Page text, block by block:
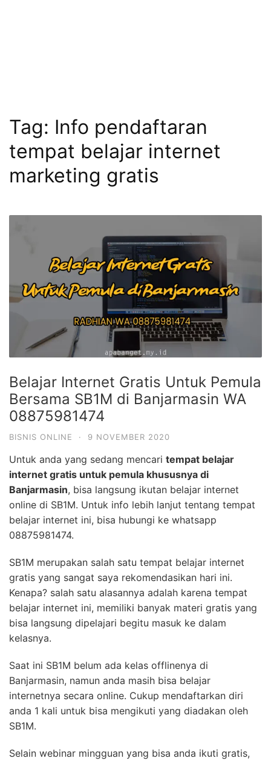
Tag: Info pendaftaran
tempat belajar internet
marketing gratis
Belajar Internet Gratis Untuk Pemula
Bersama SB1M di Banjarmasin WA
08875981474
BISNIS ONLINE · 9 NOVEMBER 2020
Untuk anda yang sedang mencari tempat belajar
internet gratis untuk pemula khususnya di
Banjarmasin, bisa langsung ikutan belajar internet
online di SB1M. Untuk info lebih lanjut tentang tempat
belajar internet ini, bisa hubungi ke whatsapp
08875981474.
SB1M merupakan salah satu tempat belajar internet
gratis yang sangat saya rekomendasikan hari ini.
Kenapa? salah satu alasannya adalah karena tempat
belajar internet ini, memiliki banyak materi gratis yang
bisa langsung dipelajari begitu masuk ke dalam
kelasnya.
Saat ini SB1M belum ada kelas offlinenya di
Banjarmasin, namun anda masih bisa belajar
internetnya secara online. Cukup mendaftarkan diri
anda 1 kali untuk bisa mengikuti yang diadakan oleh
SB1M.
Selain webinar mingguan yang bisa anda ikuti gratis,